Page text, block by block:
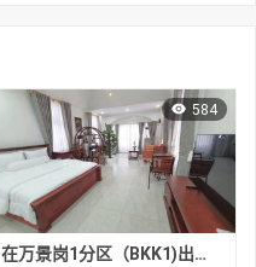
584
在万景岗1分区（BKK1)出租的现房公寓